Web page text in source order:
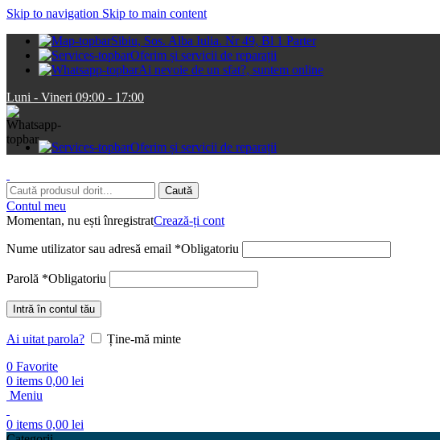
Skip to navigation Skip to main content
Sibiu, Sos. Alba Iulia. Nr 49, Bl 1 Parter
Oferim și servicii de reparații
Ai nevoie de un sfat?, suntem online
Luni - Vineri 09:00 - 17:00
Oferim și servicii de reparații
Caută
Contul meu
Momentan, nu ești înregistratCrează-ți cont
Nume utilizator sau adresă email *Obligatoriu
Parolă *Obligatoriu
Intră în contul tău
Ai uitat parola?
Ține-mă minte
0 Favorite
0 items 0,00 lei
Meniu
0 items 0,00 lei